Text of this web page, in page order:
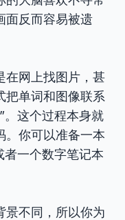
面反而容易被遗
在网上找图片，甚
把单词和图像联系
。这个过程本身就
。你可以准备一本
者一个数字笔记本
景不同，所以你为